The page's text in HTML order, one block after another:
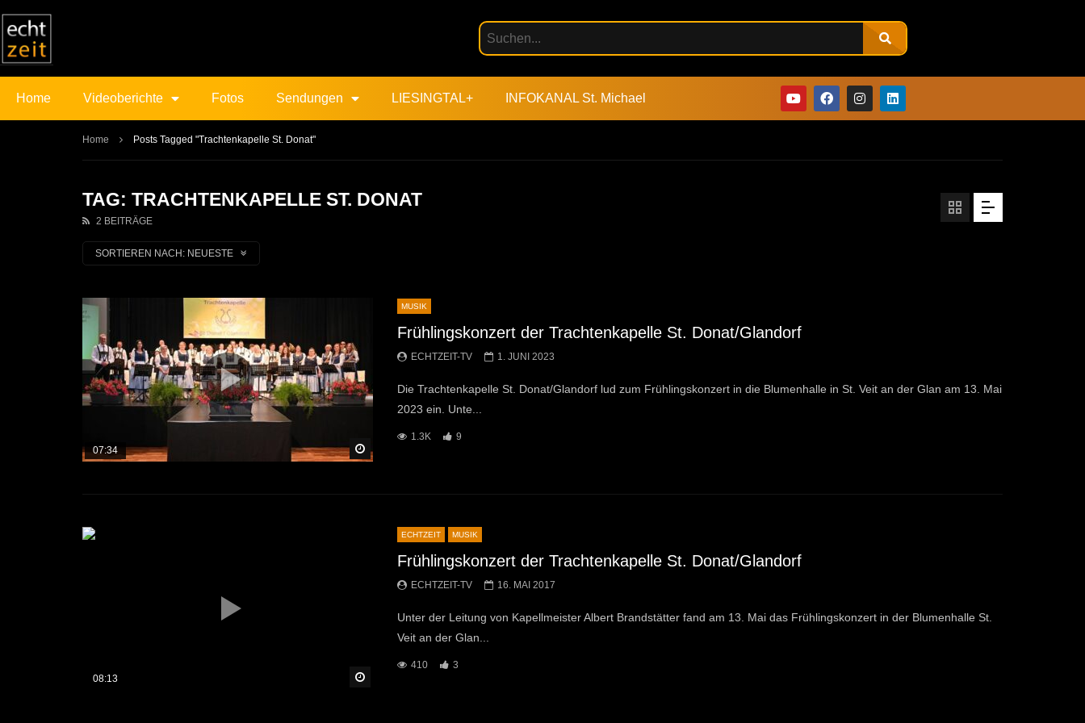
Home Videoberichte Fotos Sendungen LIESINGTAL+ INFOKANAL St. Michael
Home Posts Tagged "Trachtenkapelle St. Donat"
TAG: TRACHTENKAPELLE ST. DONAT
2 BEITRÄGE
SORTIEREN NACH: NEUESTE
07:34
MUSIK
Frühlingskonzert der Trachtenkapelle St. Donat/Glandorf
ECHTZEIT-TV 1. JUNI 2023
Die Trachtenkapelle St. Donat/Glandorf lud zum Frühlingskonzert in die Blumenhalle in St. Veit an der Glan am 13. Mai
2023 ein. Unte...
1.3K 9
08:13
ECHTZEIT MUSIK
Frühlingskonzert der Trachtenkapelle St. Donat/Glandorf
ECHTZEIT-TV 16. MAI 2017
Unter der Leitung von Kapellmeister Albert Brandstätter fand am 13. Mai das Frühlingskonzert in der Blumenhalle St.
Veit an der Glan...
410 3